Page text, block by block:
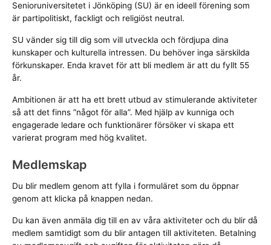
Senioruniversitetet i Jönköping (SU) är en ideell förening som
är partipolitiskt, fackligt och religiöst neutral.
SU vänder sig till dig som vill utveckla och fördjupa dina
kunskaper och kulturella intressen. Du behöver inga särskilda
förkunskaper. Enda kravet för att bli medlem är att du fyllt 55
år.
Ambitionen är att ha ett brett utbud av stimulerande aktiviteter
så att det finns ”något för alla”. Med hjälp av kunniga och
engagerade ledare och funktionärer försöker vi skapa ett
varierat program med hög kvalitet.
Medlemskap
Du blir medlem genom att fylla i formuläret som du öppnar
genom att klicka på knappen nedan.
Du kan även anmäla dig till en av våra aktiviteter och du blir då
medlem samtidigt som du blir antagen till aktiviteten. Betalning